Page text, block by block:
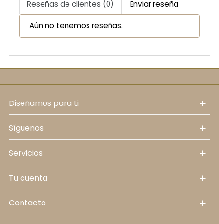
Reseñas de clientes (0) Enviar reseña
Aún no tenemos reseñas.
diseñamos para ti
síguenos
servicios
tu cuenta
contacto